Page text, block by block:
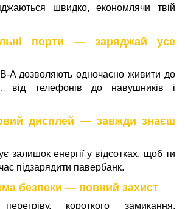
швидко, економлячи твій
порти — заряджай усе
A дозволяють одночасно живити до
від телефонів до навушників і
дисплей — завжди знаєш
залишок енергії у відсотках, щоб ти
підзарядити павербанк.
безпеки — повний захист
короткого замикання,